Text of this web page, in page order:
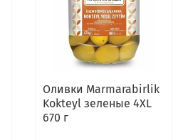
Оливки Marmarabirlik
Kokteyl зеленые 4XL
670 г